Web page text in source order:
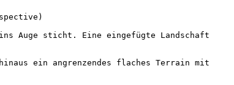
Auge sticht. Eine eingefügte Landschaft
ein angrenzendes flaches Terrain mit